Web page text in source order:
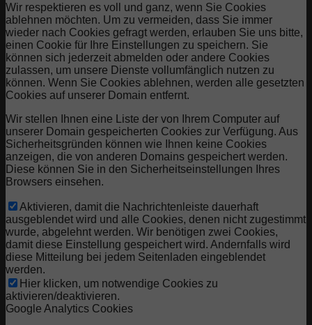
Wir respektieren es voll und ganz, wenn Sie Cookies
ablehnen möchten. Um zu vermeiden, dass Sie immer
wieder nach Cookies gefragt werden, erlauben Sie uns bitte,
einen Cookie für Ihre Einstellungen zu speichern. Sie
können sich jederzeit abmelden oder andere Cookies
zulassen, um unsere Dienste vollumfänglich nutzen zu
können. Wenn Sie Cookies ablehnen, werden alle gesetzten
Cookies auf unserer Domain entfernt.
Wir stellen Ihnen eine Liste der von Ihrem Computer auf
unserer Domain gespeicherten Cookies zur Verfügung. Aus
Sicherheitsgründen können wie Ihnen keine Cookies
anzeigen, die von anderen Domains gespeichert werden.
Diese können Sie in den Sicherheitseinstellungen Ihres
Browsers einsehen.
Aktivieren, damit die Nachrichtenleiste dauerhaft
ausgeblendet wird und alle Cookies, denen nicht zugestimmt
wurde, abgelehnt werden. Wir benötigen zwei Cookies,
damit diese Einstellung gespeichert wird. Andernfalls wird
diese Mitteilung bei jedem Seitenladen eingeblendet
werden.
Hier klicken, um notwendige Cookies zu
aktivieren/deaktivieren.
Google Analytics Cookies